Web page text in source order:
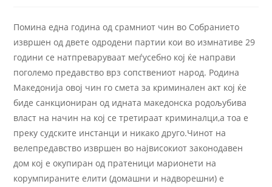
Помина една година од срамниот чин во Собранието
извршен од двете одродени партии кои во измнативе 29
години се натпреваруваат меѓусебно кој ќе направи
поголемо предавство врз сопствениот народ. Родина
Македонија овој чин го смета за криминален акт кој ќе
биде санкциониран од идната македонска родољубива
власт на начин на кој се третираат криминалци,а тоа е
преку судските инстанци и никако друго.Чинот на
велепредавство извршен во највисокиот законодавен
дом кој е окупиран од пратеници марионети на
корумпираните елити (домашни и надворешни) е